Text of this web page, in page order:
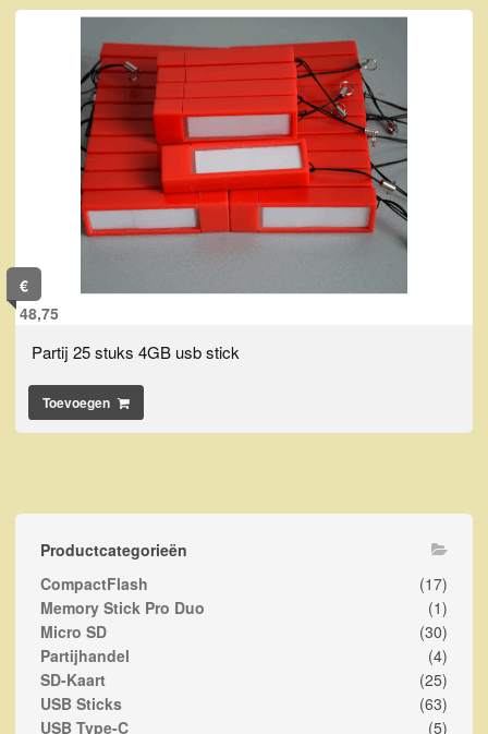
€
48,75
Partij 25 stuks 4GB usb stick
Toevoegen
Productcategorieën
CompactFlash
(17)
Memory Stick Pro Duo
(1)
Micro SD
(30)
Partijhandel
(4)
SD-Kaart
(25)
USB Sticks
(63)
USB Type-C
(5)